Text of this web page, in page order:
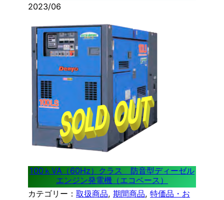
2023/06
100ｋVA（60Hz）クラス 防音型ディーゼル
エンジン発電機（エコベース）
カテゴリー： 取扱商品, 期間商品, 特価品・お